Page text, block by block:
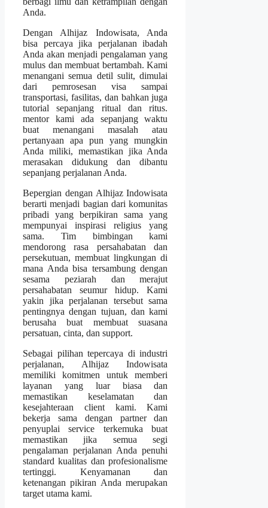
Anda.
Dengan Alhijaz Indowisata, Anda
bisa percaya jika perjalanan ibadah
Anda akan menjadi pengalaman yang
mulus dan membuat bertambah. Kami
menangani semua detil sulit, dimulai
dari pemrosesan visa sampai
transportasi, fasilitas, dan bahkan juga
tutorial sepanjang ritual dan ritus.
mentor kami ada sepanjang waktu
buat menangani masalah atau
pertanyaan apa pun yang mungkin
Anda miliki, memastikan jika Anda
merasakan didukung dan dibantu
sepanjang perjalanan Anda.
Bepergian dengan Alhijaz Indowisata
berarti menjadi bagian dari komunitas
pribadi yang berpikiran sama yang
mempunyai inspirasi religius yang
sama. Tim bimbingan kami
mendorong rasa persahabatan dan
persekutuan, membuat lingkungan di
mana Anda bisa tersambung dengan
sesama peziarah dan merajut
persahabatan seumur hidup. Kami
yakin jika perjalanan tersebut sama
pentingnya dengan tujuan, dan kami
berusaha buat membuat suasana
persatuan, cinta, dan support.
Sebagai pilihan tepercaya di industri
perjalanan, Alhijaz Indowisata
memiliki komitmen untuk memberi
layanan yang luar biasa dan
memastikan keselamatan dan
kesejahteraan client kami. Kami
bekerja sama dengan partner dan
penyuplai service terkemuka buat
memastikan jika semua segi
pengalaman perjalanan Anda penuhi
standard kualitas dan profesionalisme
tertinggi. Kenyamanan dan
ketenangan pikiran Anda merupakan
target utama kami.